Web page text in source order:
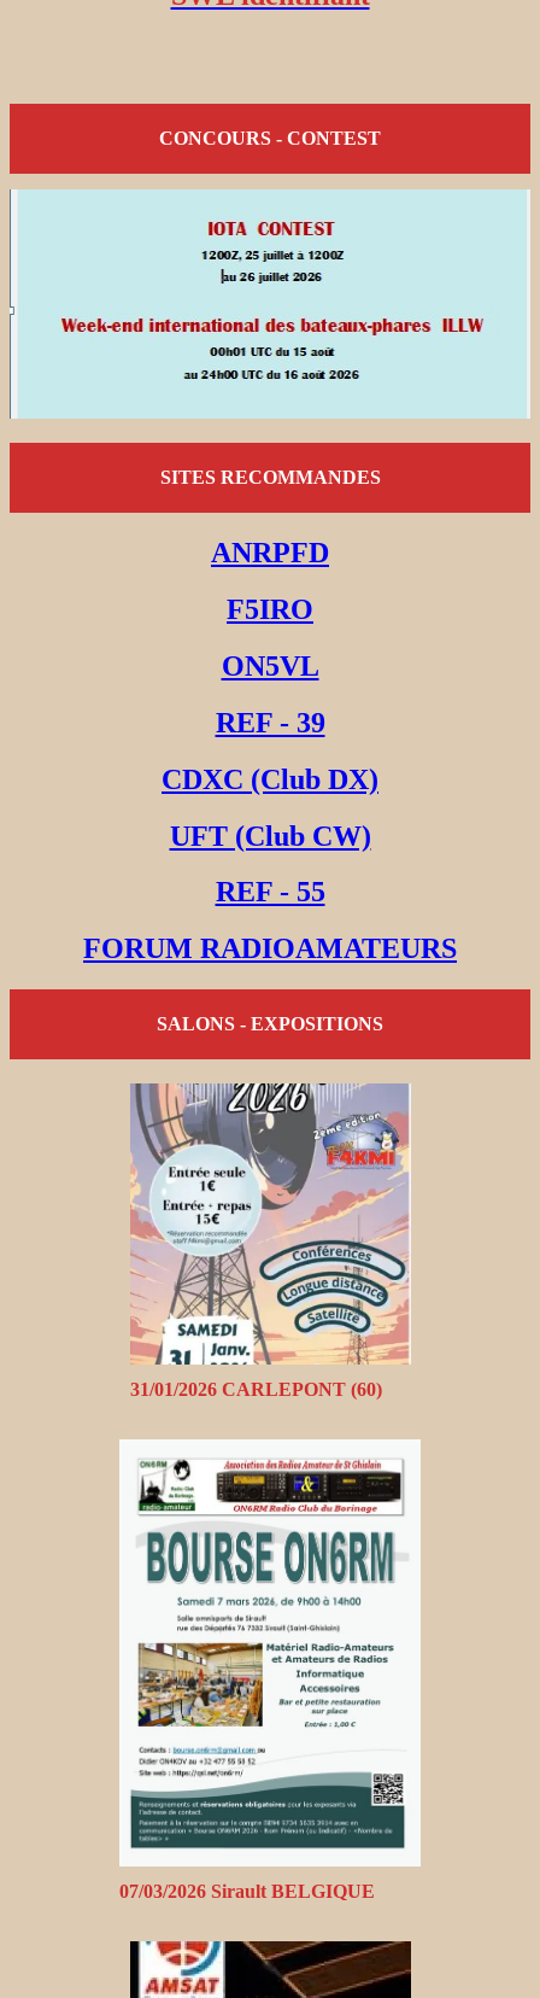
CONCOURS - CONTEST
SITES RECOMMANDES
ANRPFD
F5IRO
ON5VL
REF - 39
CDXC (Club DX)
UFT (Club CW)
REF - 55
FORUM RADIOAMATEURS
SALONS - EXPOSITIONS
31/01/2026 CARLEPONT (60)
07/03/2026 Sirault BELGIQUE